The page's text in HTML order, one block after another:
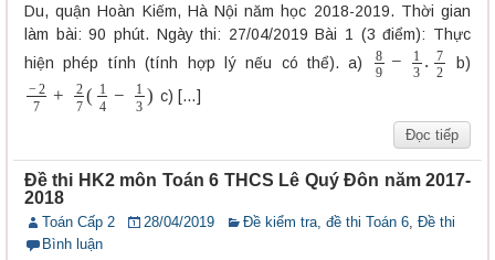
Du, quận Hoàn Kiếm, Hà Nội năm học 2018-2019. Thời gian
làm bài: 90 phút. Ngày thi: 27/04/2019 Bài 1 (3 điểm): Thực
hiện phép tính (tính hợp lý nếu có thể). a)
89 3 72 b)
−2 7 ( 14 3 ) c) […]
Đọc tiếp
Đề thi HK2 môn Toán 6 THCS Lê Quý Đôn năm 2017-
2018
Toán Cấp 2 28/04/2019 Đề kiểm tra, đề thi Toán 6 Đề thi
Bình luận